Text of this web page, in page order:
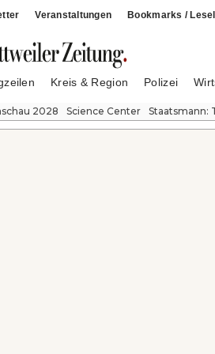
Veranstaltungen Bookmarks /
Kreis & Region Polizei
2028 Science Center Staatsmann: